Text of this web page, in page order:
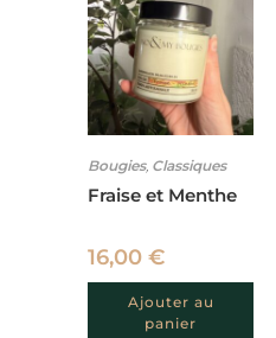
Bougies, Classiques
Fraise et Menthe
16,00 €
Ajouter au
panier